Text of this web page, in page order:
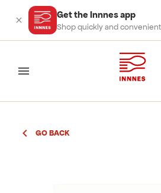
Get the Innnes app
Shop quickly and
valmynd
GO BACK